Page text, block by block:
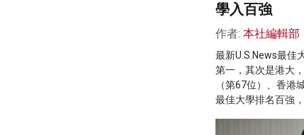
學入百強
作者: 本社編輯部
最新U.S.News最佳
第一，其次是港大
（第67位）、香港
最佳大學排名百強